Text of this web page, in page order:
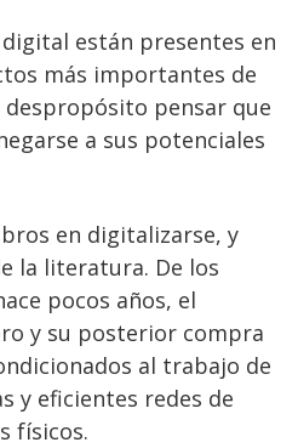
están presentes en
más importantes de
despropósito pensar que
a sus potenciales
en digitalizarse, y
la literatura. De los
pocos años, el
y su posterior compra
al trabajo de
y eficientes redes de
físicos.